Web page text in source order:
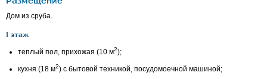
Дом из сруба.
1 этаж
теплый пол, прихожая (10 м2);
кухня (18 м2) с бытовой техникой, посудомоечной машиной;